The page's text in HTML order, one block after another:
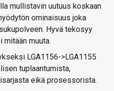
mullistavin uutuus koskaan
ominaisuus joka
Hyvä tekosyy
mitään muuta.
LGA1156->LGA1155
tuplaantumista,
eikä prosessorista.